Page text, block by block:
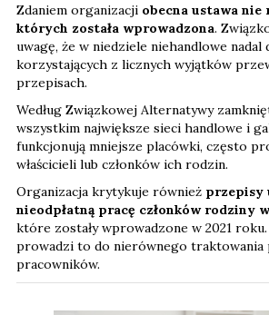
Zdaniem organizacji obecna ustawa nie
których została wprowadzona.
uwagę, że w niedziele niehandlowe nadal
korzystających z licznych wyjątków
przepisach.
Według Związkowej Alternatywy
wszystkim największe sieci handlowe i
funkcjonują mniejsze placówki, często
właścicieli lub członków ich rodzin.
Organizacja krytykuje również przepisy
nieodpłatną pracę członków rodziny
które zostały wprowadzone w 2021
prowadzi to do nierównego
pracowników.